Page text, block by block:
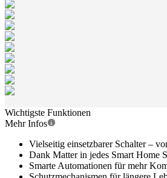
Wichtigste Funktionen
Mehr Infos
Vielseitig einsetzbarer Schalter –
Dank Matter in jedes Smart Home
Smarte Automationen für mehr